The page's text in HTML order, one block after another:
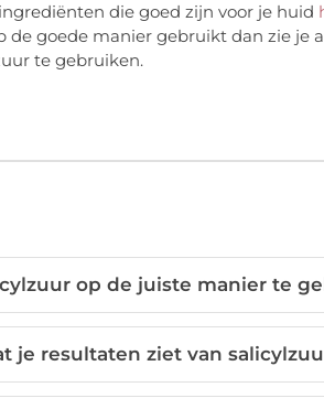
die goed zijn voor je huid
goede manier gebruikt dan zie je
te gebruiken.
op de juiste manier te
je resultaten ziet van